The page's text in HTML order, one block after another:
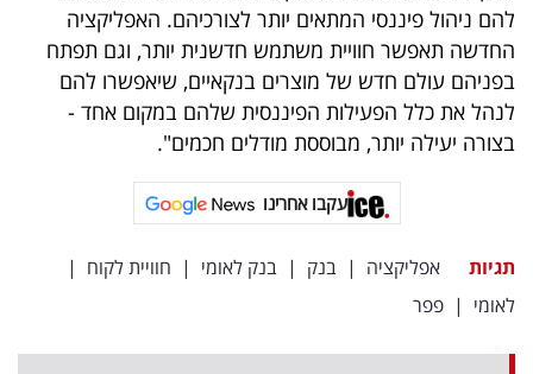
להם ניהול פיננסי המתאים יותר לצורכיהם. האפליקציה
החדשה תאפשר חוויית משתמש חדשנית יותר, וגם תפתח
בפניהם עולם חדש של מוצרים בנקאיים, שיאפשרו להם
לנהל את כלל הפעילות הפיננסית שלהם במקום אחד -
בצורה יעילה יותר, מבוססת מודלים חכמים".
עקבו אחרינו
תגיות אפליקציה | בנק | בנק לאומי | חוויית לקוח |
לאומי | פפר